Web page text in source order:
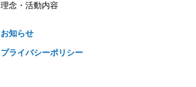
理念・活動内容
お知らせ
プライバシーポリシー